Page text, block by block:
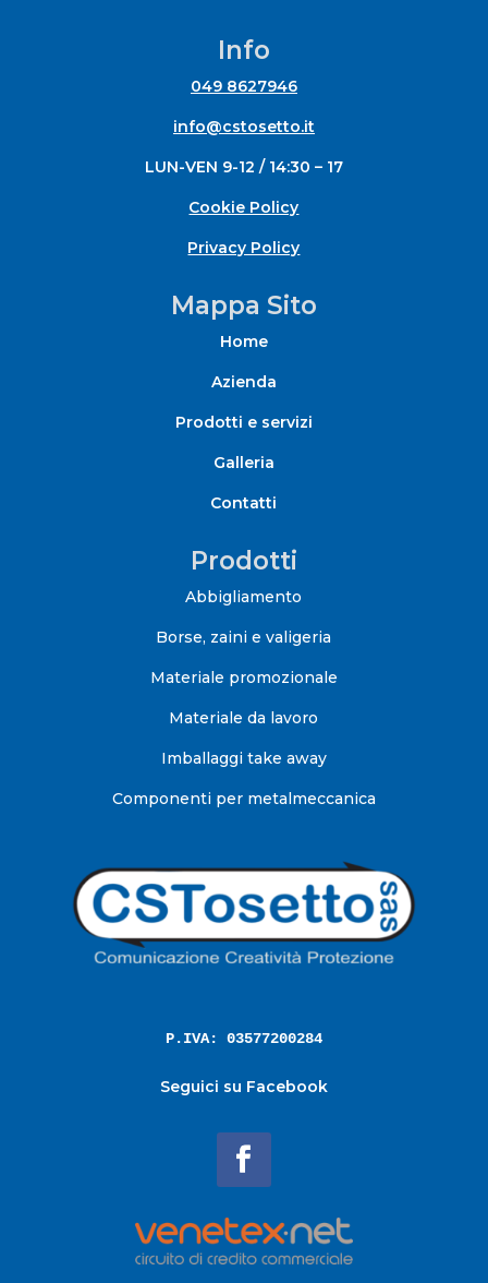
Info
049 8627946
info@cstosetto.it
LUN-VEN 9-12 / 14:30 – 17
Cookie Policy
Privacy Policy
Mappa Sito
Home
Azienda
Prodotti e servizi
Galleria
Contatti
Prodotti
Abbigliamento
Borse, zaini e valigeria
Materiale promozionale
Materiale da lavoro
Imballaggi take away
Componenti per metalmeccanica
P.IVA: 03577200284
Seguici su Facebook